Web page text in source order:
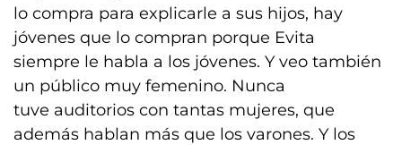
lo compra para explicarle a sus hijos, hay
jóvenes que lo compran porque Evita
siempre le habla a los jóvenes. Y veo también
un público muy femenino. Nunca
tuve auditorios con tantas mujeres, que
además hablan más que los varones. Y los